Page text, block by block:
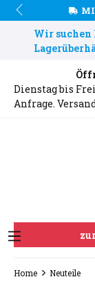
Wir suchen
Dienstag bis
Anfrage.
Home Neuteile